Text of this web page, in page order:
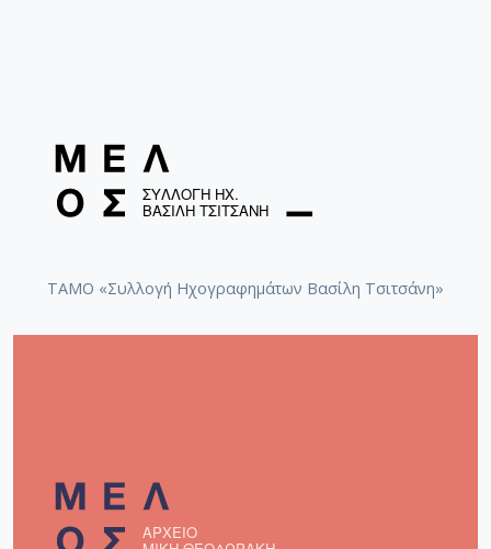
ΤΑΜΟ «Συλλογή Ηχογραφημάτων Βασίλη Τσιτσάνη»